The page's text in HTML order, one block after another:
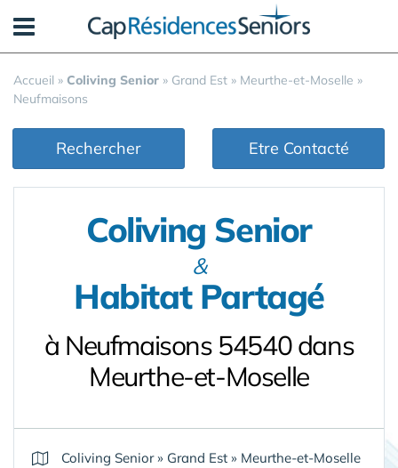
Accueil » Coliving Senior » Grand Est » Meurthe-et-Moselle »
Neufmaisons
Rechercher Etre Contacté
Coliving Senior
&
Habitat Partagé
à Neufmaisons 54540 dans
Meurthe-et-Moselle
Coliving Senior» Grand Est » Meurthe-et-Moselle